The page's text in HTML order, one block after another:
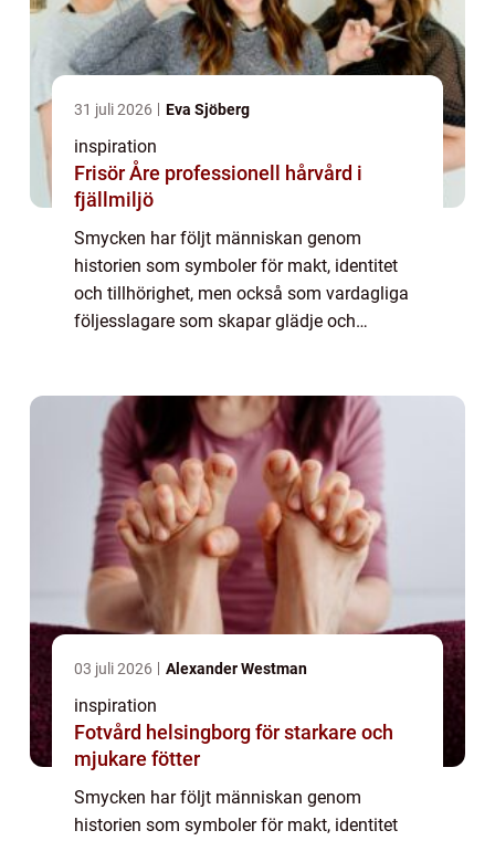
31 juli 2026 Eva Sjöberg
inspiration
Frisör Åre professionell hårvård i
fjällmiljö
Smycken har följt människan genom
historien som symboler för makt, identitet
och tillhörighet, men också som vardagliga
följesslagare som skapar glädje och
varje val säger...
03 juli 2026 Alexander Westman
inspiration
Fotvård helsingborg för starkare och
mjukare fötter
Smycken har följt människan genom
historien som symboler för makt, identitet